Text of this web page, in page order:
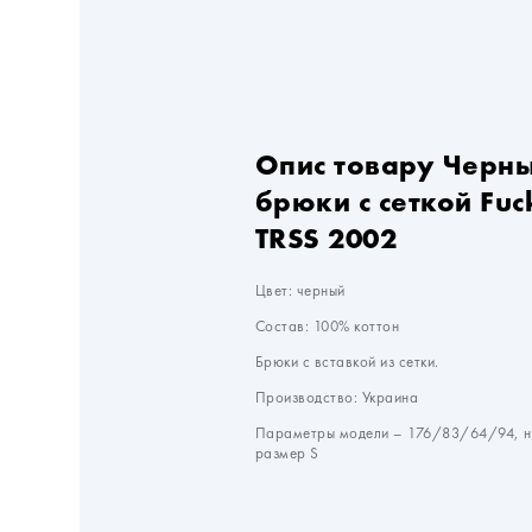
Опис товару
брюки с сеткой
TRSS 2002
Цвет: черный
Состав: 100% коттон
Брюки с вставкой из сетки.
Производство: Украина
Параметры модели – 176/83/64/94,
размер S